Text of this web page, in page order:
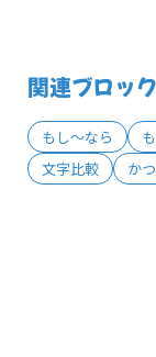
関連ブロック
もし～なら
文字比較
か